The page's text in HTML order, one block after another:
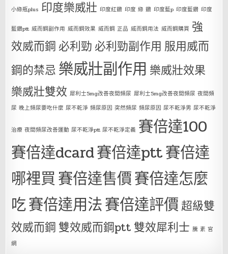
小綠瓶plus 印度樂威壯 印度紅鑽 印度 綠 鑽 印度藍p 印度藍鑽 印度
藍鑽ptt 威而鋼副作用 威而鋼效果 威而鋼 正品 威而鋼用法 威而鋼購買 強
效威而鋼 必利勁 必利勁副作用 服用威而
鋼的禁忌 樂威壯副作用 樂威壯效果
樂威壯雙效 犀利士5mg改善夜間頻尿 犀利士5mg改善夜間頻尿 夜間頻
尿 晚上頻尿要吃什麼 尿不乾淨 頻尿原因 突然頻尿 頻尿原因 尿不乾淨男 尿不乾淨
治療 夜間頻尿改善運動 尿不乾淨ptt 尿不乾淨定義 賽倍達100
賽倍達dcard賽倍達ptt賽倍達
哪裡買賽倍達售價賽倍達怎麼
吃賽倍達用法賽倍達評價超級雙
效威而鋼 雙效威而鋼ptt 雙效犀利士 騰 素 官
網